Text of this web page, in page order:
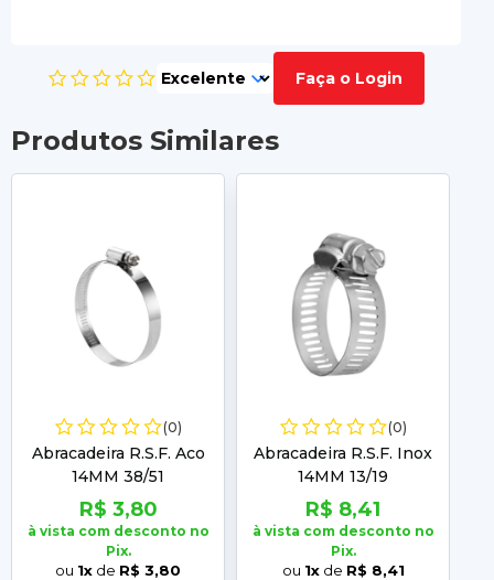
Faça o Login
Produtos Similares
(0)
Abracadeira R.S.F. Aco
14MM 38/51
R$ 3,80
à vista com desconto no
Pix.
ou 1x de R$ 3,80
(0)
Abracadeira R.S.F. Inox
14MM 13/19
R$ 8,41
à vista com desconto no
Pix.
ou 1xde R$ 8,41